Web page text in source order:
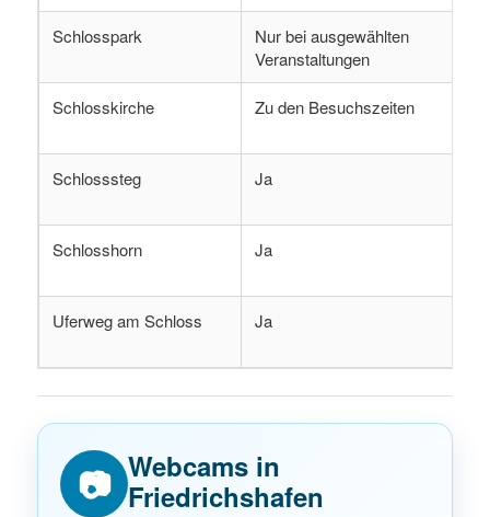
Schlosspark
Nur bei ausgewählten
Veranstaltungen
Schlosskirche Zu den Besuchszeiten
Schlosssteg Ja
Schlosshorn Ja
Uferweg am Schloss Ja
📷 Webcams in
Friedrichshafen